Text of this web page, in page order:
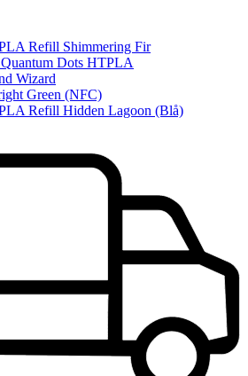
Refill Shimmering Fir
Quantum Dots HTPLA
Wizard
Green (NFC)
Refill Hidden Lagoon (Blå)